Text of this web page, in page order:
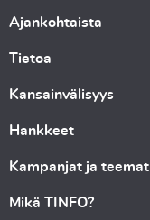
Ajankohtaista
Tietoa
Kansainvälisyys
Hankkeet
Kampanjat ja teemat
Mikä TINFO?